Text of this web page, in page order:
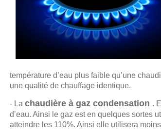
température d’eau plus faible qu’une
une qualité de chauffage identique.
- La chaudière à gaz condensation .
d’eau. Ainsi le gaz est en quelques sortes
atteindre les 110%. Ainsi elle utilisera